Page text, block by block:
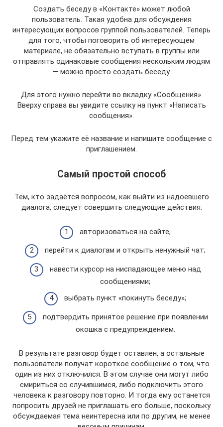
Создать беседу в «Контакте» может любой
пользователь. Такая удобна для обсуждения
интересующих вопросов группой пользователей. Теперь
для того, чтобы поговорить об интересующем
материале, не обязательно вступать в группы или
отправлять одинаковые сообщения нескольким людям
— можно просто создать беседу.
Для этого нужно перейти во вкладку «Сообщения».
Вверху справа вы увидите ссылку на пункт «Написать
сообщения».
Перед тем укажите её название и напишите сообщение с
приглашением.
Самый простой способ
Тем, кто задаётся вопросом, как выйти из надоевшего
диалога, следует совершить следующие действия:
авторизоваться на сайте;
перейти к диалогам и открыть ненужный чат;
навести курсор на ниспадающее меню над
сообщениями;
выбрать пункт «покинуть беседу»;
подтвердить принятое решение при появлении
окошка с предупреждением.
В результате разговор будет оставлен, а остальные
пользователи получат короткое сообщение о том, что
один из них отключился. В этом случае они могут либо
смириться со случившимся, либо подключить этого
человека к разговору повторно. И тогда ему останется
попросить друзей не приглашать его больше, поскольку
обсуждаемая тема неинтересна или по другим, не менее